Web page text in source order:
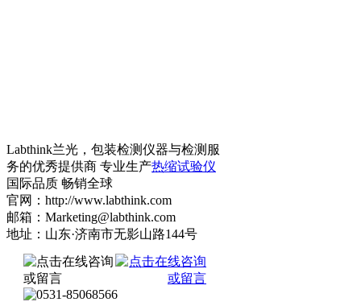
Labthink兰光，包装检测仪器与检测服
务的优秀提供商 专业生产热缩试验仪
国际品质 畅销全球
官网：http://www.labthink.com
邮箱：Marketing@labthink.com
地址：山东·济南市无影山路144号